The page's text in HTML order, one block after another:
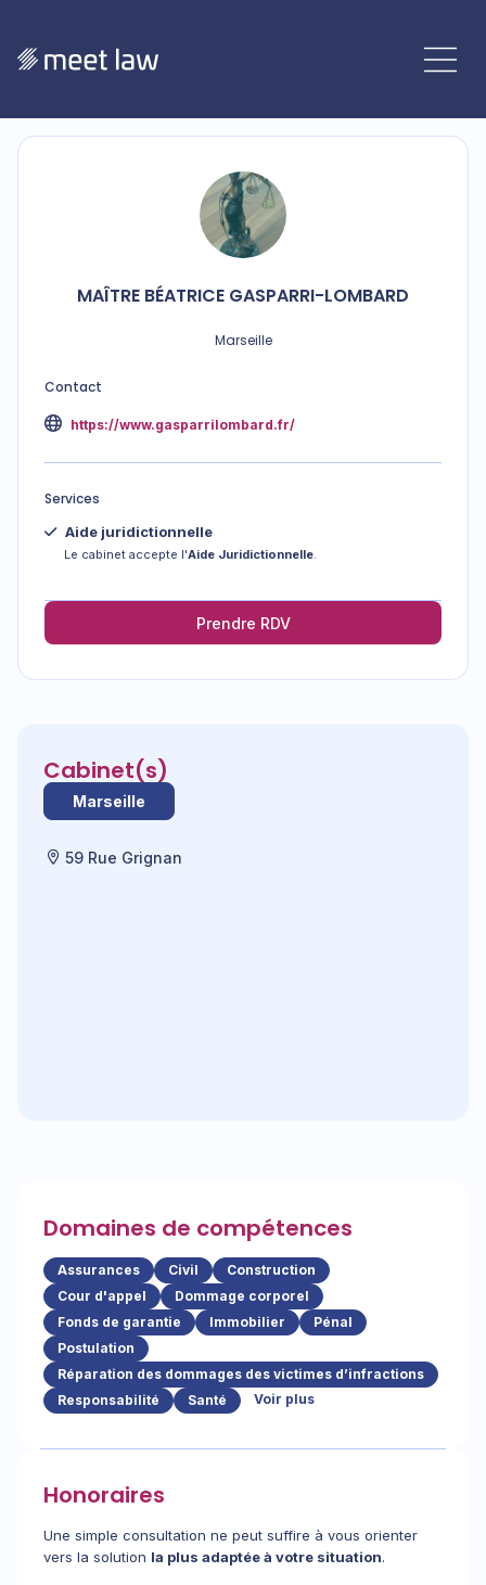
MAÎTRE BÉATRICE GASPARRI-LOMBARD
Marseille
Contact
https://www.gasparrilombard.fr/
Services
Aide juridictionnelle
Le cabinet accepte l'Aide Juridictionnelle.
Prendre RDV
Cabinet(s)
Marseille
59 Rue Grignan
Domaines de compétences
Assurances Civil
Construction
Cour d'appel
Dommage corporel
Fonds de garantie
Immobilier
Pénal
Postulation
Réparation des dommages des victimes d’infractions
Responsabilité
Santé Voir plus
Honoraires
Une simple consultation ne peut suffire à vous orienter
vers la solution la plus adaptée à votre situation.